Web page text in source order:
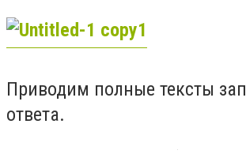
Приводим полные тексты
ответа.